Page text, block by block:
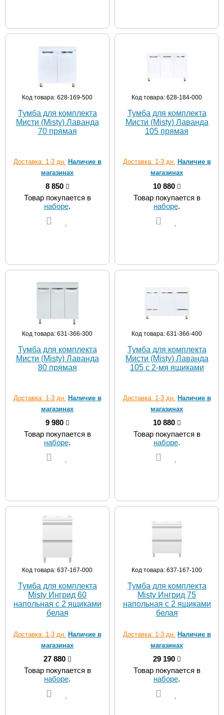
Код товара: 628-169-500
Тумба для комплекта
Мисти (Misty) Лаванда
70 прямая
Доставка: 1-3 дн. Наличие в
магазинах
8 850
Товар покупается в
наборе.
Код товара: 628-184-000
Тумба для комплекта
Мисти (Misty) Лаванда
105 прямая
Доставка: 1-3 дн. Наличие в
магазинах
10 880
Товар покупается в
наборе.
Код товара: 631-366-300
Тумба для комплекта
Мисти (Misty) Лаванда
80 прямая
Доставка: 1-3 дн. Наличие в
магазинах
9 980
Товар покупается в
наборе.
Код товара: 631-366-400
Тумба для комплекта
Мисти (Misty) Лаванда
105 с 2-мя ящиками
Доставка: 1-3 дн. Наличие в
магазинах
10 880
Товар покупается в
наборе.
Код товара: 637-167-000
Тумба для комплекта
Misty Ингрид 60
напольная с 2 ящиками
белая
Доставка: 1-3 дн. Наличие в
магазинах
27 880
Товар покупается в
наборе.
Код товара: 637-167-100
Тумба для комплекта
Misty Ингрид 75
напольная с 2 ящиками
белая
Доставка: 1-3 дн. Наличие в
магазинах
29 190
Товар покупается в
наборе.